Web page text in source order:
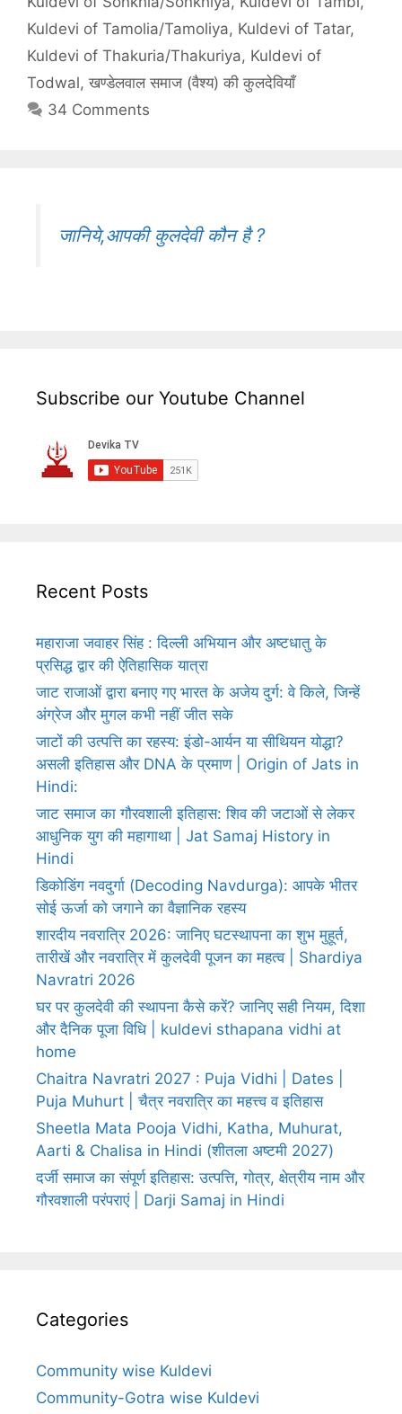
Kuldevi of Tamolia/Tamoliya, Kuldevi of Tatar,
Kuldevi of Thakuria/Thakuriya, Kuldevi of
Todwal, खण्डेलवाल समाज (वैश्य) की कुलदेवियाँ
34 Comments
जानिये,आपकी कुलदेवी कौन है ?
Subscribe our Youtube Channel
Recent Posts
महाराजा जवाहर सिंह : दिल्ली अभियान और अष्टधातु के
प्रसिद्ध द्वार की ऐतिहासिक यात्रा
जाट राजाओं द्वारा बनाए गए भारत के अजेय दुर्ग: वे किले, जिन्हें
अंग्रेज और मुगल कभी नहीं जीत सके
जाटों की उत्पत्ति का रहस्य: इंडो-आर्यन या सीथियन योद्धा?
असली इतिहास और DNA के प्रमाण | Origin of Jats in
Hindi:
जाट समाज का गौरवशाली इतिहास: शिव की जटाओं से लेकर
आधुनिक युग की महागाथा | Jat Samaj History in
Hindi
डिकोडिंग नवदुर्गा (Decoding Navdurga): आपके भीतर
सोई ऊर्जा को जगाने का वैज्ञानिक रहस्य
शारदीय नवरात्रि 2026: जानिए घटस्थापना का शुभ मुहूर्त,
तारीखें और नवरात्रि में कुलदेवी पूजन का महत्व | Shardiya
Navratri 2026
घर पर कुलदेवी की स्थापना कैसे करें? जानिए सही नियम, दिशा
और दैनिक पूजा विधि | kuldevi sthapana vidhi at
home
Chaitra Navratri 2027 : Puja Vidhi | Dates |
Puja Muhurt | चैत्र नवरात्रि का महत्त्व व इतिहास
Sheetla Mata Pooja Vidhi, Katha, Muhurat,
Aarti & Chalisa in Hindi (शीतला अष्टमी 2027)
दर्जी समाज का संपूर्ण इतिहास: उत्पत्ति, गोत्र, क्षेत्रीय नाम और
गौरवशाली परंपराएं | Darji Samaj in Hindi
Categories
Community wise Kuldevi
Community-Gotra wise Kuldevi